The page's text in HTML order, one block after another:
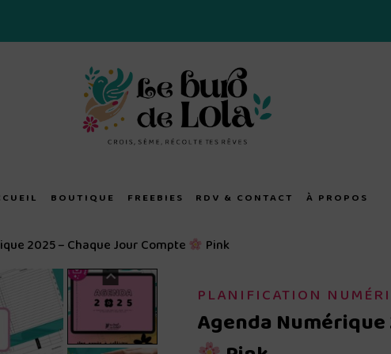
BOUTIQUE FREEBIES RDV & CONTACT À PROPOS
2025 – Chaque Jour Compte Pink
PLANIFICATION
Agenda Numérique